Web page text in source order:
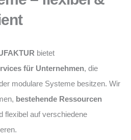
bietet
für Unternehmen, die
modulare Systeme besitzen. Wir
bestehende Ressourcen
flexibel auf verschiedene